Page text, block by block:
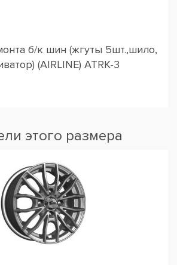
б/к шин (жгуты 5шт.,шило,
(AIRLINE) ATRK-3
этого размера